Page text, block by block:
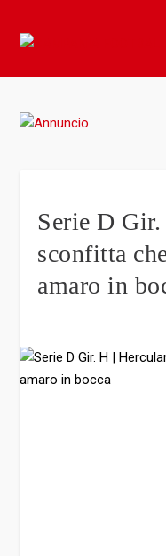
Serie D
sconfitta
amaro in